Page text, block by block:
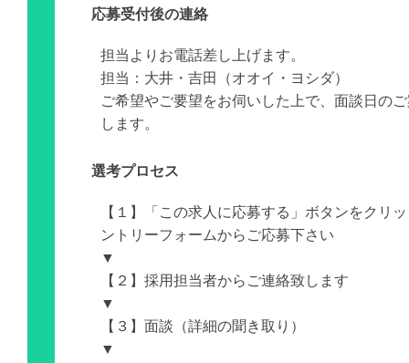
応募受付後の連絡
担当よりお電話差し上げます。
担当：大井・吉田（オオイ・ヨシダ）
ご希望やご要望をお伺いした上で、面談日の
します。
選考プロセス
【１】「この求人に応募する」ボタンをクリ
ントリーフォームからご応募下さい
▼
【２】採用担当者からご連絡致します
▼
【３】面談（詳細の聞き取り）
▼